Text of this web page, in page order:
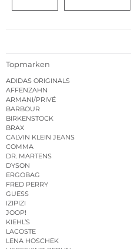
Topmarken
ADIDAS ORIGINALS
AFFENZAHN
ARMANI/PRIVÉ
BARBOUR
BIRKENSTOCK
BRAX
CALVIN KLEIN JEANS
COMMA
DR. MARTENS
DYSON
ERGOBAG
FRED PERRY
GUESS
IZIPIZI
JOOP!
KIEHL’S
LACOSTE
LENA HOSCHEK